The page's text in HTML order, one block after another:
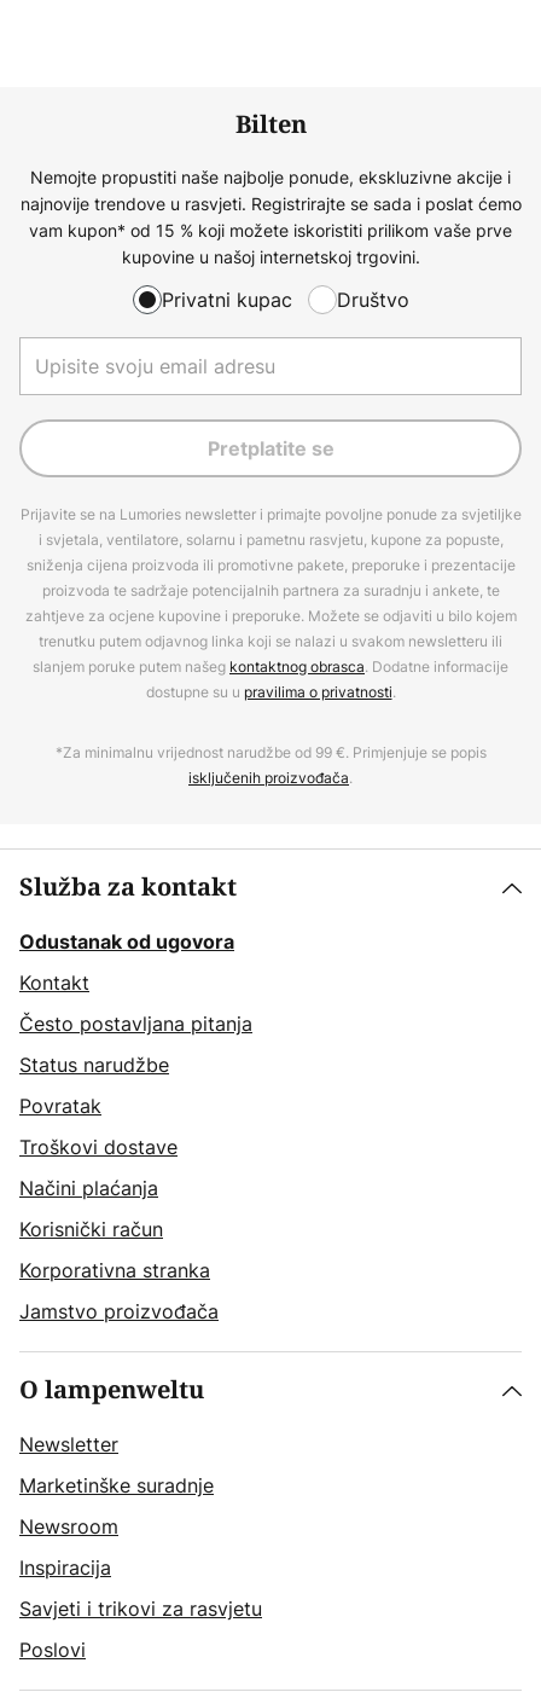
Bilten
Nemojte propustiti naše najbolje ponude, ekskluzivne akcije i
najnovije trendove u rasvjeti. Registrirajte se sada i poslat ćemo
vam kupon* od 15 % koji možete iskoristiti prilikom vaše prve
kupovine u našoj internetskoj trgovini.
Privatni kupac Društvo
Pretplatite se
Prijavite se na Lumories newsletter i primajte povoljne ponude za svjetiljke
i svjetala, ventilatore, solarnu i pametnu rasvjetu, kupone za popuste,
sniženja cijena proizvoda ili promotivne pakete, preporuke i prezentacije
proizvoda te sadržaje potencijalnih partnera za suradnju i ankete, te
zahtjeve za ocjene kupovine i preporuke. Možete se odjaviti u bilo kojem
trenutku putem odjavnog linka koji se nalazi u svakom newsletteru ili
slanjem poruke putem našeg kontaktnog obrasca. Dodatne informacije
dostupne su u pravilima o privatnosti.
*Za minimalnu vrijednost narudžbe od 99 €. Primjenjuje se popis
isključenih proizvođača.
Služba za kontakt
Odustanak od ugovora
Kontakt
Često postavljana pitanja
Status narudžbe
Povratak
Troškovi dostave
Načini plaćanja
Korisnički račun
Korporativna stranka
Jamstvo proizvođača
O lampenweltu
Newsletter
Marketinške suradnje
Newsroom
Inspiracija
Savjeti i trikovi za rasvjetu
Poslovi